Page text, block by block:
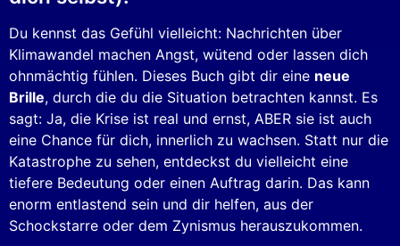
Du kennst das Gefühl vielleicht: Nachrichten über
Klimawandel machen Angst, wütend oder lassen dich
ohnmächtig fühlen. Dieses Buch gibt dir eine neue
Brille, durch die du die Situation betrachten kannst. Es
sagt: Ja, die Krise ist real und ernst, ABER sie ist auch
eine Chance für dich, innerlich zu wachsen. Statt nur die
Katastrophe zu sehen, entdeckst du vielleicht eine
tiefere Bedeutung oder einen Auftrag darin. Das kann
enorm entlastend sein und dir helfen, aus der
Schockstarre oder dem Zynismus herauszukommen.